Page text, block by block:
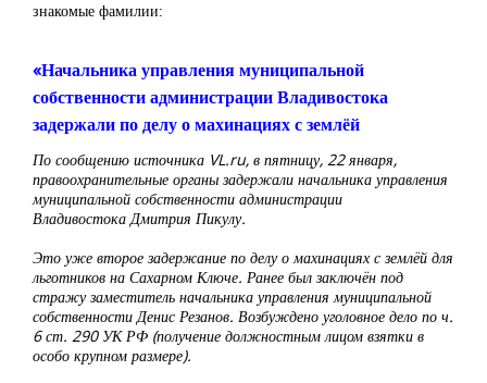
знакомые фамилии:
«Начальника управления муниципальной
собственности администрации Владивостока
задержали по делу о махинациях с землёй
По сообщению источника VL.ru, в пятницу, 22 января,
правоохранительные органы задержали начальника управления
муниципальной собственности администрации
Владивостока Дмитрия Пикулу.
Это уже второе задержание по делу о махинациях с землёй для
льготников на Сахарном Ключе. Ранее был заключён под
стражу заместитель начальника управления муниципальной
собственности Денис Резанов. Возбуждено уголовное дело по ч.
6 ст. 290 УК РФ (получение должностным лицом взятки в
особо крупном размере).